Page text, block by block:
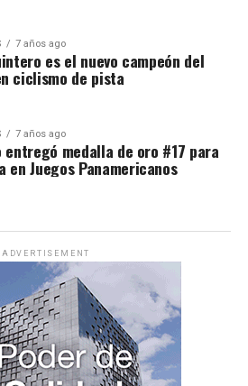
7 años ago
es el nuevo campeón del
ciclismo de pista
7 años ago
entregó medalla de oro #17 para
en Juegos Panamericanos
ADVERTISEMENT